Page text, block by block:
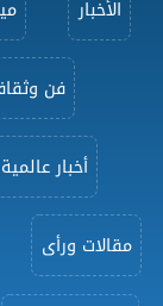
الأخبار
فن
أخبار عالمية
مقالات ورأى